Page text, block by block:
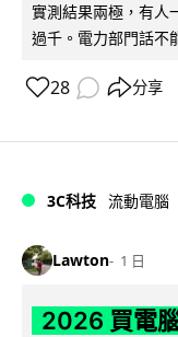
實測結果兩極，有人
過千。電力部門話不
28 分享
3C科技 流動電腦
Lawton 1 日
2026 買電